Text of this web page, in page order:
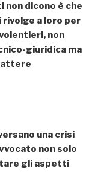
non dicono è che
rivolge a loro per
non
giuridica ma
una crisi
non solo
gli aspetti